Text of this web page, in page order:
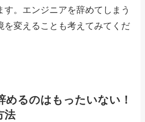
す。エンジニアを辞めてしまう
を変えることも考えてみてくだ
めるのはもったいない！
法